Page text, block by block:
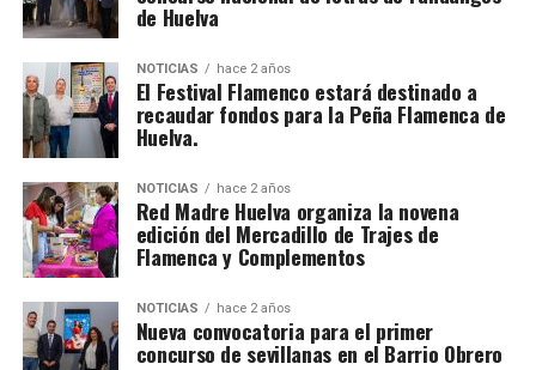
de Huelva
NOTICIAS hace 2 años
El Festival Flamenco estará destinado a
recaudar fondos para la Peña Flamenca de
Huelva.
NOTICIAS hace 2 años
Red Madre Huelva organiza la novena
edición del Mercadillo de Trajes de
Flamenca y Complementos
NOTICIAS hace 2 años
Nueva convocatoria para el primer
concurso de sevillanas en el Barrio Obrero